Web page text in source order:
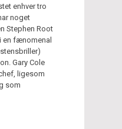
enhver tro
noget
Stephen Root
en fænomenal
Gary Cole
ligesom
som